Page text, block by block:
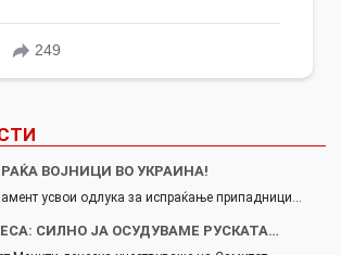
ВОЈНИЦИ ВО УКРАИНА!
усвои одлука за испраќање припадници…
СИЛНО ЈА ОСУДУВАМЕ РУСКАТА…